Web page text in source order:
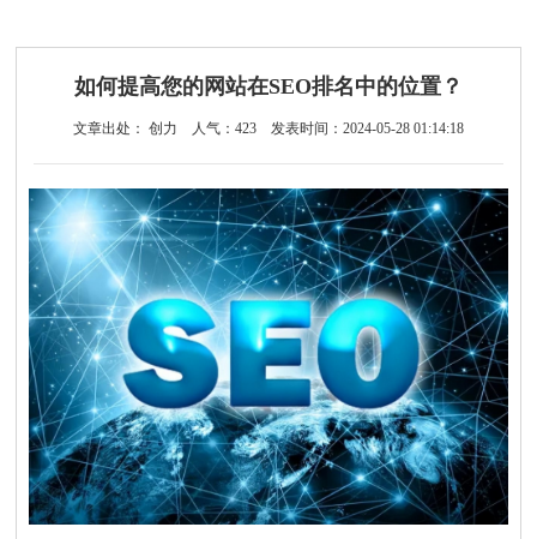
如何提高您的网站在SEO排名中的位置？
文章出处： 创力 人气： 423 发表时间：2024-05-28 01:14:18